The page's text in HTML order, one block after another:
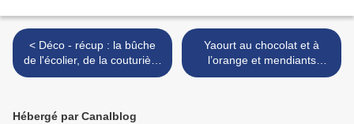
< Déco - récup : la bûche
de l'écolier, de la couturière
...
Yaourt au chocolat et à
l’orange et mendiants
assortis ! >
Hébergé par Canalblog